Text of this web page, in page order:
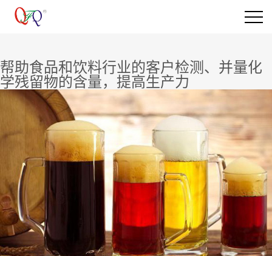
帮助食品和饮料行业的客户检测、并量化
学残留物的含量，提高生产力